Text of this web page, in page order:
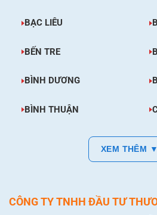
BẠC LIÊU
BẾN TRE
BÌNH DƯƠNG
BÌNH THUẬN
XEM THÊM ▼
CÔNG TY TNHH ĐẦU TƯ